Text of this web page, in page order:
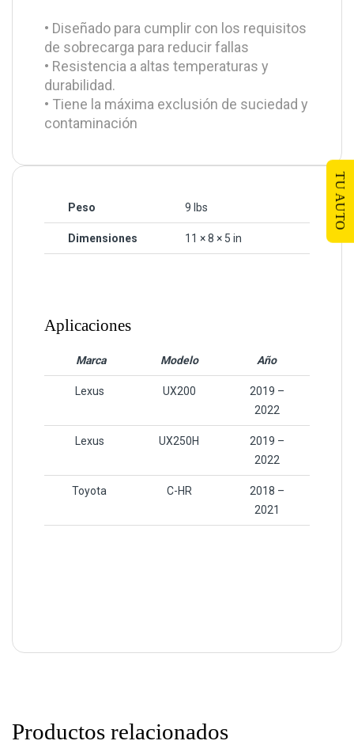
• Diseñado para cumplir con los requisitos
de sobrecarga para reducir fallas
• Resistencia a altas temperaturas y
durabilidad.
• Tiene la máxima exclusión de suciedad y
contaminación
Peso 9 lbs
Dimensiones 11 × 8 × 5 in
Aplicaciones
Marca Modelo Año
Lexus UX200
2019 –
2022
Lexus UX250H
2019 –
2022
Toyota C-HR
2018 –
2021
Productos relacionados
TU AUTO